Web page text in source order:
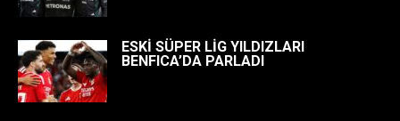
ESKİ SÜPER LİG YILDIZLARI
BENFICA’DA PARLADI